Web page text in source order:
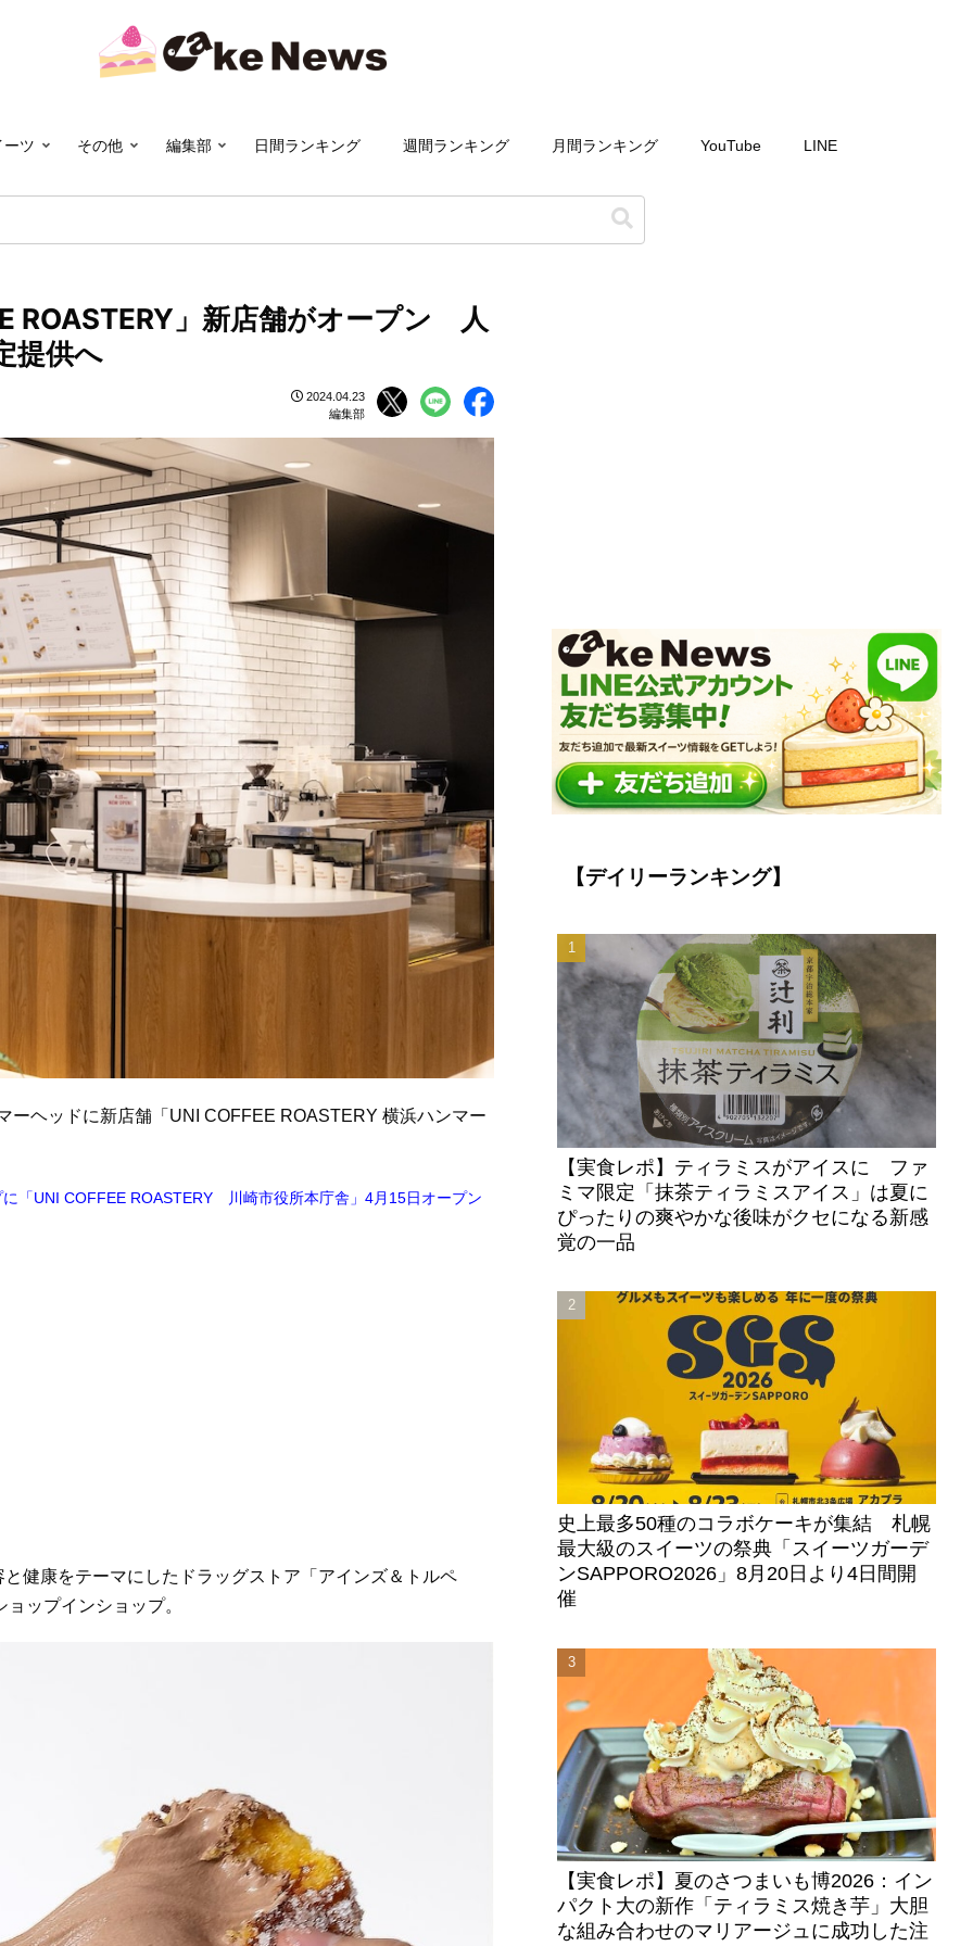
ーツ その他 編集部 日間ランキング 週間ランキング 月間ランキング YouTube LINE
ROASTERY」新店舗がオープン 人
提供へ
2024.04.23
編集部
ヘッドに新店舗「UNI COFFEE ROASTERY 横浜ハンマー
「UNI COFFEE ROASTERY 川崎市役所本庁舎」4月15日オープン
健康をテーマにしたドラッグストア「アインズ＆トルペ
ップインショップ。
【デイリーランキング】
【実食レポ】ティラミスがアイスに ファ
ミマ限定「抹茶ティラミスアイス」は夏に
ぴったりの爽やかな後味がクセになる新感
覚の一品
史上最多50種のコラボケーキが集結 札幌
最大級のスイーツの祭典「スイーツガーデ
ンSAPPORO2026」8月20日より4日間開
催
【実食レポ】夏のさつまいも博2026：イン
パクト大の新作「ティラミス焼き芋」大胆
な組み合わせのマリアージュに成功した注